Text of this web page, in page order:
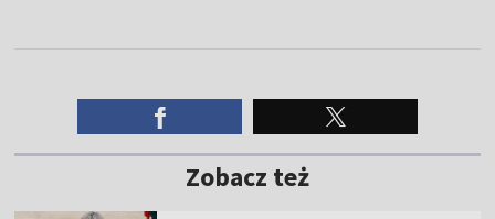
Zobacz też